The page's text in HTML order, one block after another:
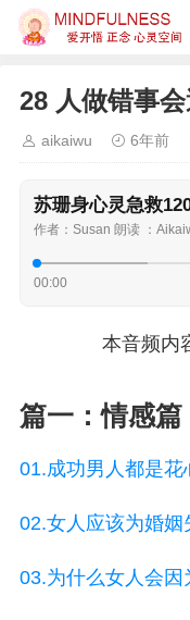
28 人做错事
aikaiwu 6年前
苏珊身心灵急救
作者：Susan 朗读 ：
00:00
本音频内
篇一：情感篇
01.成功男人都是花
02.女人应该为婚姻
03.为什么女人会因